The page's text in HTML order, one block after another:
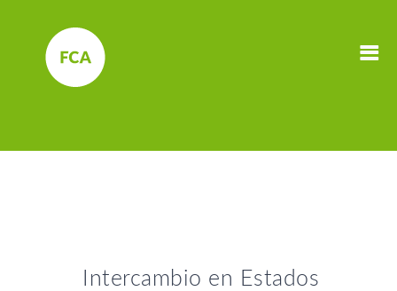
Intercambio en Estados